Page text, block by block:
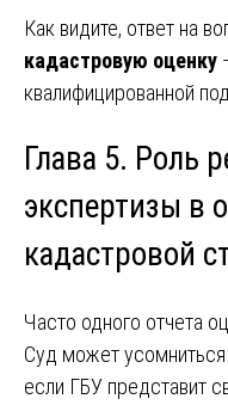
Как видите, ответ на
кадастровую оценку
квалифицированной
Глава 5. Роль
экспертизы в
кадастровой
Часто одного отчета
Суд может
если ГБУ представит